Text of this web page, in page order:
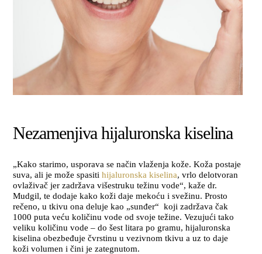
Nezamenjiva hijaluronska kiselina
„Kako starimo, usporava se način vlaženja kože. Koža postaje
suva, ali je može spasiti hijaluronska kiselina, vrlo delotvoran
ovlaživač jer zadržava višestruku težinu vode“, kaže dr.
Mudgil, te dodaje kako koži daje mekoću i svežinu. Prosto
rečeno, u tkivu ona deluje kao „sunđer“ koji zadržava čak
1000 puta veću količinu vode od svoje težine. Vezujući tako
veliku količinu vode – do šest litara po gramu, hijaluronska
kiselina obezbeđuje čvrstinu u vezivnom tkivu a uz to daje
koži volumen i čini je zategnutom.